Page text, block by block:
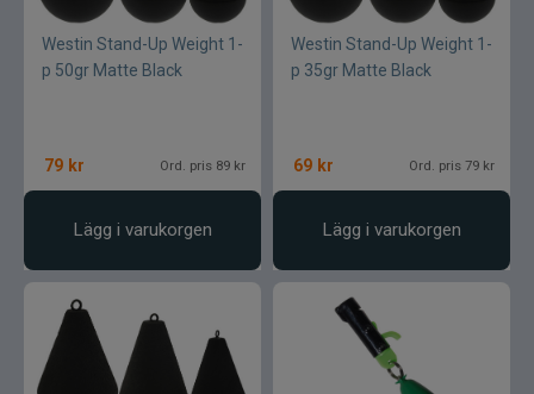
Westin Stand-Up Weight 1-
p 50gr Matte Black
79 kr Ord. pris 89 kr
Lägg i varukorgen
Westin Stand-Up Weight 1-
p 35gr Matte Black
69 kr Ord. pris 79 kr
Lägg i varukorgen